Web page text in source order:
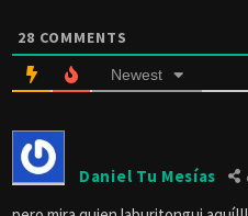
28 COMMENTS
Newest
Daniel Tu Mesías